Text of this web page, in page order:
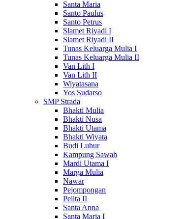
Santa Maria
Santo Paulus
Santo Petrus
Slamet Riyadi I
Slamet Riyadi II
Tunas Keluarga Mulia I
Tunas Keluarga Mulia II
Van Lith I
Van Lith II
Wiyatasana
Yos Sudarso
SMP Strada
Bhakti Mulia
Bhakti Nusa
Bhakti Utama
Bhakti Wiyata
Budi Luhur
Kampung Sawah
Mardi Utama I
Marga Mulia
Nawar
Pejompongan
Pelita II
Santa Anna
Santa Maria I